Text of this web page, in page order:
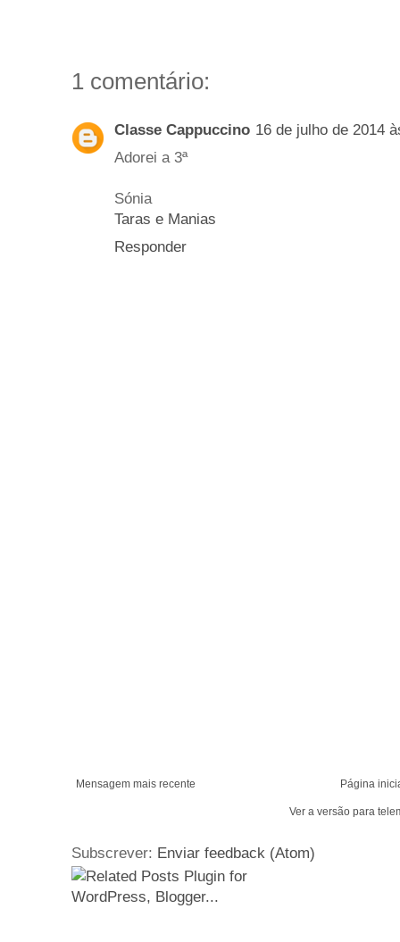
1 comentário:
Classe Cappuccino 16 de julho de 2014
Adorei a 3ª
Sónia
Taras e Manias
Responder
Mensagem mais recente Página
Ver a versão para
Subscrever: Enviar feedback (Atom)